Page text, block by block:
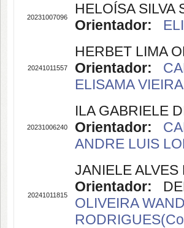
20231007096
HELOÍSA SILVA
Orientador:
20241011557
HERBET LIMA
Orientador:
ELISAMA
20231006240
ILA GABRIELE
Orientador:
ANDRE LUIS
20241011815
JANIELE
Orientador:
OLIVEIRA